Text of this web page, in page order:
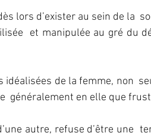
lors d’exister au sein de la
et manipulée au gré du
idéalisées de la femme, non
généralement en elle que
autre, refuse d’être une